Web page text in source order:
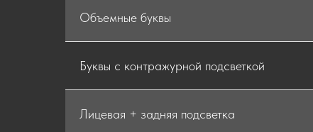
Объемные буквы
Буквы с контражурной подсветкой
Лицевая + задняя подсветка